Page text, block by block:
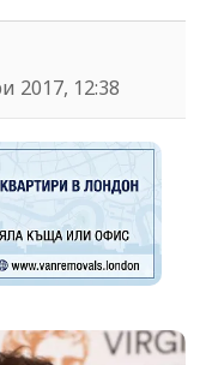
2017, 12:38